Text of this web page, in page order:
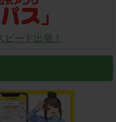
ード出発！